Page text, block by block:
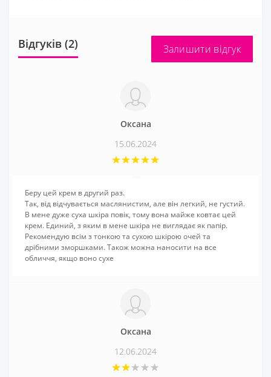
Відгуків (2) Залишити відгук
Оксана
15.06.2024
Беру цей крем в другий раз.
Так, від відчувається маслянистим, але він легкий, не густий.
В мене дуже суха шкіра повік, тому вона майже ковтає цей
крем. Единий, з яким в мене шкіра не виглядає як папір.
Рекомендую всім з тонкою та сухою шкірою очей та
дрібними зморшками. Також можна наносити на все
обличчя, якщо воно сухе
Оксана
12.06.2024